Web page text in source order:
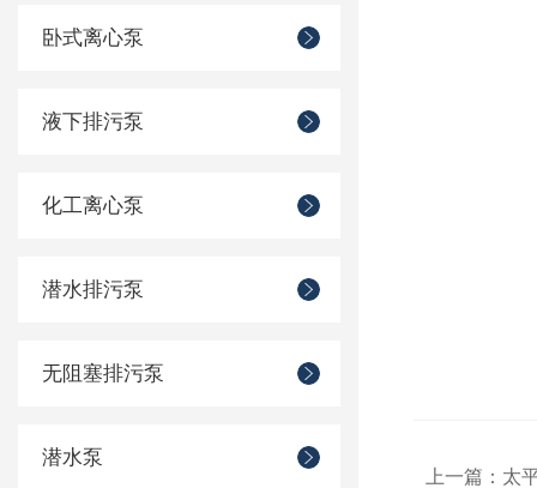
卧式离心泵
液下排污泵
化工离心泵
潜水排污泵
无阻塞排污泵
潜水泵
上一篇： 太